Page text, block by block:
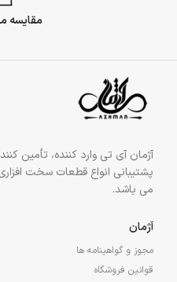
مقایسه
آژمان آی تی وارد کننده، تأمین
پشتیبانی انواع قطعات سخت
می باشد.
آژمان
مجوز و گواهینامه ها
قوانین فروشگاه